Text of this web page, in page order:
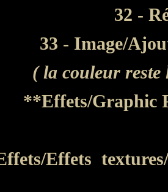
32 -
33 - Image/
( la couleur reste
**Effets/Graphic
Effets